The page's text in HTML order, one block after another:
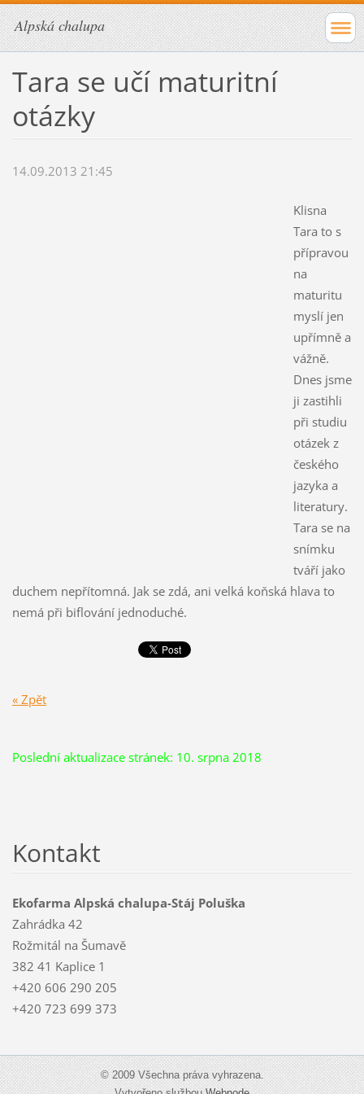
Alpská chalupa
Tara se učí maturitní
otázky
14.09.2013 21:45
Klisna
Tara to s
přípravou
na
maturitu
myslí jen
upřímně a
vážně.
Dnes jsme
ji zastihli
při studiu
otázek z
českého
jazyka a
literatury.
Tara se na
snímku
tváří jako
duchem nepřítomná. Jak se zdá, ani velká koňská hlava to
nemá při biflování jednoduché.
« Zpět
Poslední aktualizace stránek: 10. srpna 2018
Kontakt
Ekofarma Alpská chalupa-Stáj Poluška
Zahrádka 42
Rožmitál na Šumavě
382 41 Kaplice 1
+420 606 290 205
+420 723 699 373
© 2009 Všechna práva vyhrazena.